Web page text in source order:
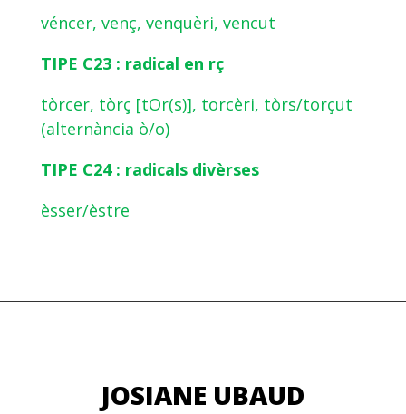
véncer, venç, venquèri, vencut
TIPE C23 : radical en rç
tòrcer, tòrç [tOr(s)], torcèri, tòrs/torçut
(alternància ò/o)
TIPE C24 : radicals divèrses
èsser/èstre
JOSIANE UBAUD